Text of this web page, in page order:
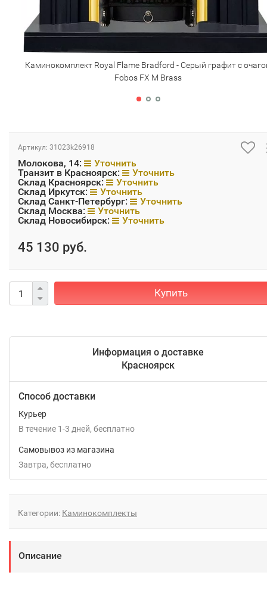
Каминокомплект Royal Flame Bradford - Серый графит с
Fobos FX M Brass
Артикул: 31023k26918
Молокова, 14:
Уточнить
Транзит в Красноярск:
Уточнить
Склад Красноярск:
Уточнить
Склад Иркутск:
Уточнить
Склад Санкт-Петербург:
Уточнить
Склад Москва:
Уточнить
Склад Новосибирск:
Уточнить
45 130 руб.
Купить
Информация о доставке
Красноярск
Способ доставки
Курьер
В течение 1-3 дней Бесплатно
Самовывоз из магазина
Завтра
Бесплатно
Категории: Каминокомплекты
Описание